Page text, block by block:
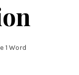
1 Word